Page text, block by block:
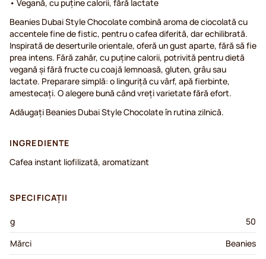
• Vegană, cu puține calorii, fără lactate
Beanies Dubai Style Chocolate combină aroma de ciocolată cu
accentele fine de fistic, pentru o cafea diferită, dar echilibrată.
Inspirată de deserturile orientale, oferă un gust aparte, fără să fie
prea intens. Fără zahăr, cu puține calorii, potrivită pentru dietă
vegană și fără fructe cu coajă lemnoasă, gluten, grâu sau
lactate. Preparare simplă: o linguriță cu vârf, apă fierbinte,
amestecați. O alegere bună când vreți varietate fără efort.
Adăugați Beanies Dubai Style Chocolate în rutina zilnică.
INGREDIENTE
Cafea instant liofilizată, aromatizant
SPECIFICAȚII
g
50
Mărci
Beanies